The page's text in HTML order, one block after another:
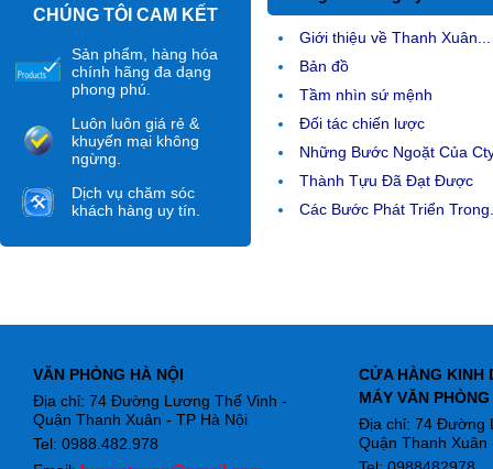
CHÚNG TÔI CAM KẾT
Sản phẩm, hàng hóa
chính hãng đa dạng
phong phú.
Luôn luôn giá rẻ &
khuyến mại không
ngừng.
Dịch vụ chăm sóc
khách hàng uy tín.
Giới thiệu về Thanh Xuân...
Bản đồ
Tầm nhìn sứ mệnh
Đối tác chiến lược
Những Bước Ngoặt Của
Thành Tựu Đã Đạt Được
Các Bước Phát Triển
VĂN PHÒNG HÀ NỘI
Địa chỉ: 74 Đường Lương Thế Vinh -
Quận Thanh Xuân - TP Hà Nội
Tel: 0988.482.978
CỬA HÀNG KINH
MÁY VĂN PHÒNG
Địa chỉ: 74 Đường
Quận Thanh Xuân